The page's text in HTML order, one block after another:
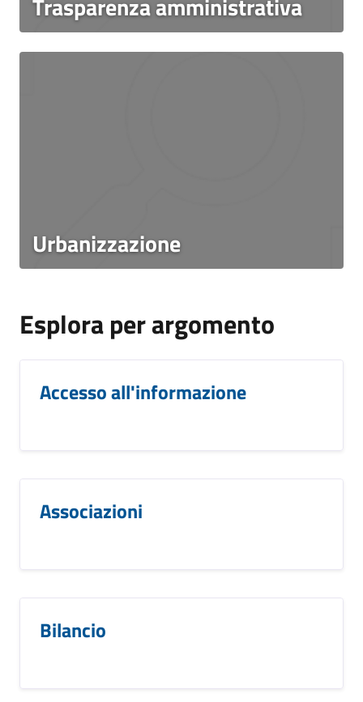
Trasparenza amministrativa
Urbanizzazione
Esplora per argomento
Accesso all'informazione
Associazioni
Bilancio